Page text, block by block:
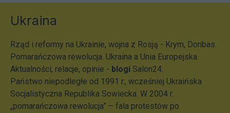
Ukraina
Rząd i reformy na Ukrainie, wojna z Rosją - Krym, Donbas.
Pomarańczowa rewolucja. Ukraina a Unia Europejska.
Aktualności, relacje, opinie - blogi Salon24.
Państwo niepodległe od 1991 r., wcześniej Ukraińska
Socjalistyczna Republika Sowiecka. W 2004 r.
„pomarańczowa rewolucja” – fala protestów po